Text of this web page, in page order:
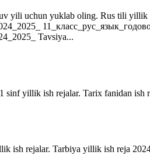
uchun yuklab oling. Rus tili yillik
Tavsiya...
sinf yillik ish rejalar. Tarix fanidan
ish rejalar. Tarbiya yillik ish reja